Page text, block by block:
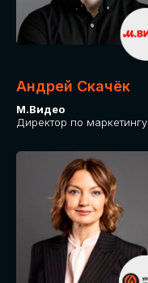
Андрей Скачёк
М.Видео
Директор по маркетингу